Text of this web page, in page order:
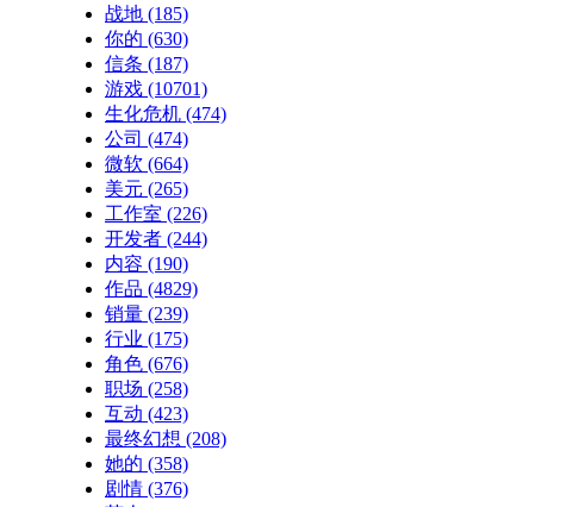
战地 (185)
你的 (630)
信条 (187)
游戏 (10701)
生化危机 (474)
公司 (474)
微软 (664)
美元 (265)
工作室 (226)
开发者 (244)
内容 (190)
作品 (4829)
销量 (239)
行业 (175)
角色 (676)
职场 (258)
互动 (423)
最终幻想 (208)
她的 (358)
剧情 (376)